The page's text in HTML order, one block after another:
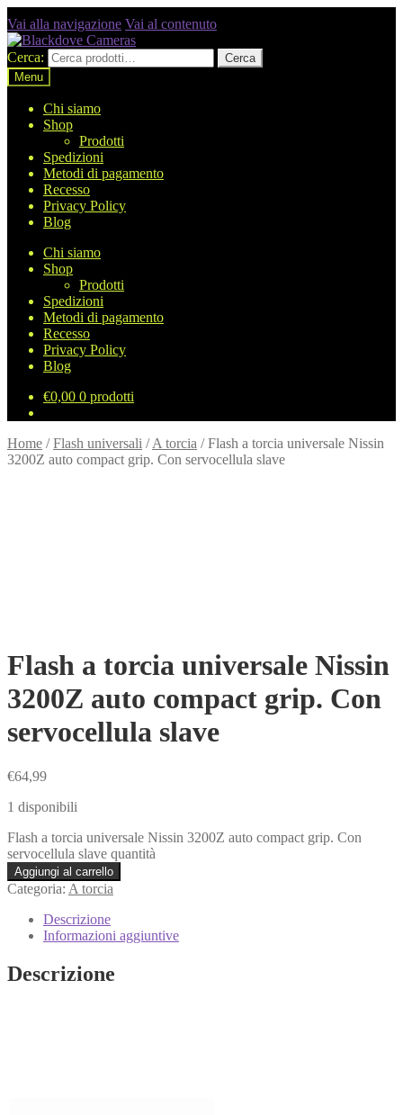
Vai alla navigazione Vai al contenuto
Cerca:
Cerca
Menu
Chi siamo
Shop
Prodotti
Spedizioni
Metodi di pagamento
Recesso
Privacy Policy
Blog
Chi siamo
Shop
Prodotti
Spedizioni
Metodi di pagamento
Recesso
Privacy Policy
Blog
€0,00 0 prodotti
Home /Flash universali /A torcia /Flash a torcia universale Nissin
3200Z auto compact grip. Con servocellula slave
Flash a torcia universale Nissin
3200Z auto compact grip. Con
servocellula slave
€64,99
1 disponibili
Flash a torcia universale Nissin 3200Z auto compact grip. Con
servocellula slave quantità
Aggiungi al carrello
Categoria: A torcia
Descrizione
Informazioni aggiuntive
Descrizione